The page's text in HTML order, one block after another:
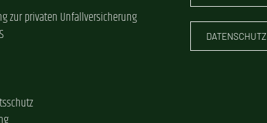
zur privaten Unfallversicherung
DATENSCHUTZ